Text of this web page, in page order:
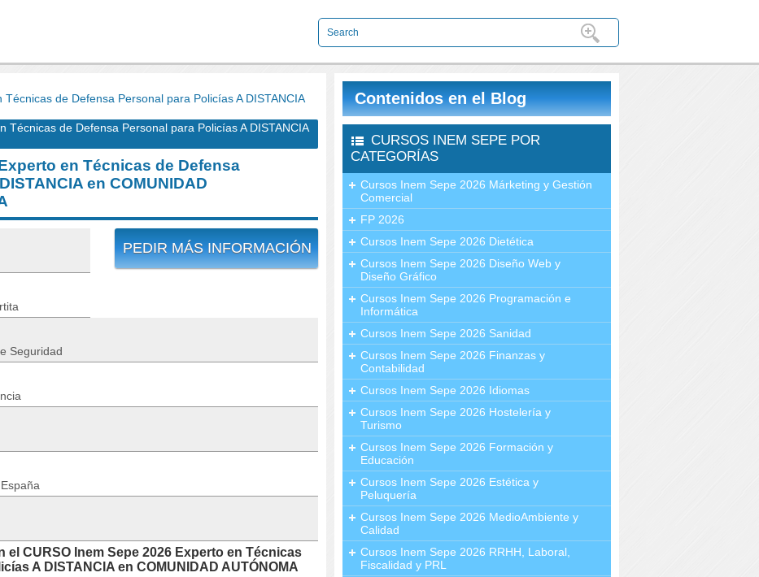
de Defensa Personal para Policías A DISTANCIA
Técnicas de Defensa Personal para Policías A DISTANCIA
en Técnicas de Defensa
en COMUNIDAD
PEDIR MÁS INFORMACIÓN
Seguridad
CURSO Inem Sepe 2026 Experto en Técnicas
A DISTANCIA en COMUNIDAD AUTÓNOMA
Contenidos en el Blog
CURSOS INEM SEPE POR
CATEGORÍAS
Cursos Inem Sepe 2026 Márketing y Gestión
Comercial
FP 2026
Cursos Inem Sepe 2026 Dietética
Cursos Inem Sepe 2026 Diseño Web y
Diseño Gráfico
Cursos Inem Sepe 2026 Programación e
Informática
Cursos Inem Sepe 2026 Sanidad
Cursos Inem Sepe 2026 Finanzas y
Contabilidad
Cursos Inem Sepe 2026 Idiomas
Cursos Inem Sepe 2026 Hostelería y
Turismo
Cursos Inem Sepe 2026 Formación y
Educación
Cursos Inem Sepe 2026 Estética y
Peluquería
Cursos Inem Sepe 2026 MedioAmbiente y
Calidad
Cursos Inem Sepe 2026 RRHH, Laboral,
Fiscalidad y PRL